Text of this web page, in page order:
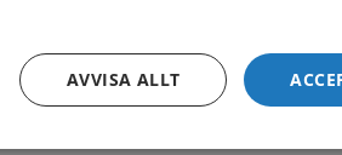
Alexandre Dumas klassiska roman.
2023
110 min
AVVISA ALLT